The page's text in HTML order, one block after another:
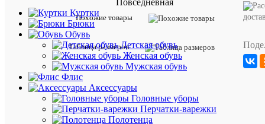
Повседневная
Куртки
Брюки
Обувь
Детская обувь
Женская обувь
Мужская обувь
Флис
Аксессуары
Головные уборы
Перчатки-варежки
Полотенца
Похожие товары
Таблица размеров
Другие
товара:
Размер